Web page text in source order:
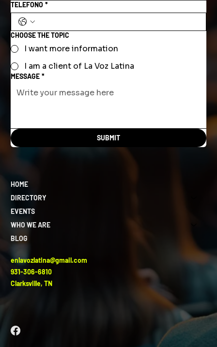
TELEFONO *
CHOOSE THE TOPIC
I want more information
I am a client of La Voz Latina
MESSAGE *
SUBMIT
HOME
DIRECTORY
EVENTS
WHO WE ARE
BLOG
enlavozlatina@gmail.com
931-306-6810
Clarksville, TN